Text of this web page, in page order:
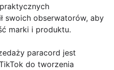
swoich obserwatorów, aby
marki i produktu.
paracord jest
do tworzenia